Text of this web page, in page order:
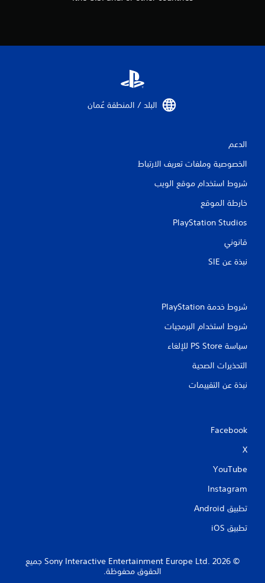
البلد / المنطقة عُمان‏
الدعم
الخصوصية وملفات تعريف الارتباط
شروط استخدام موقع الويب
خارطة الموقع
PlayStation Studios
قانوني
نبذة عن SIE‏
شروط خدمة PlayStation‏
شروط استخدام البرمجيات
سياسة PS Store للإلغاء
التحذيرات الصحية
نبذة عن التقييمات
Facebook
X
YouTube
Instagram
تطبيق Android‏
تطبيق iOS‏
‏© 2026 Sony Interactive Entertainment Europe Ltd.‎ جميع
الحقوق محفوظة.